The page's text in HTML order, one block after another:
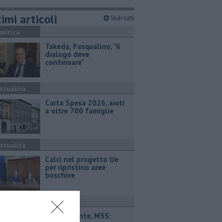
articoli Vedi tutti
Takeda, Pasqualino, "Il
dialogo deve
continuare"
Carta Spesa 2026, aiuti
a oltre 700 famiglie
Calci nel progetto Ue
per ripristino aree
boschive
Retiambiente, M5S: